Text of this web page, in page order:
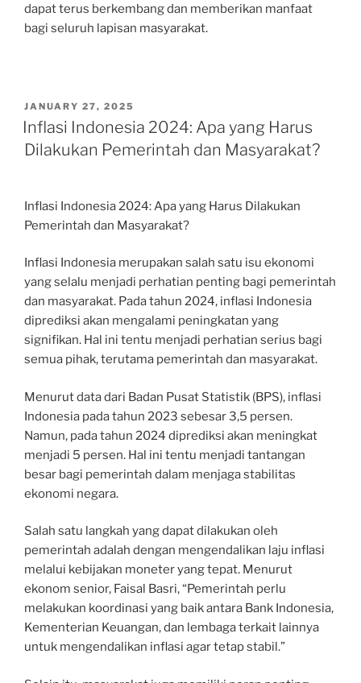
dapat terus berkembang dan memberikan manfaat
bagi seluruh lapisan masyarakat.
POSTED
ON
JANUARY 27, 2025
Inflasi Indonesia 2024: Apa yang Harus
Dilakukan Pemerintah dan Masyarakat?
Inflasi Indonesia 2024: Apa yang Harus Dilakukan
Pemerintah dan Masyarakat?
Inflasi Indonesia merupakan salah satu isu ekonomi
yang selalu menjadi perhatian penting bagi pemerintah
dan masyarakat. Pada tahun 2024, inflasi Indonesia
diprediksi akan mengalami peningkatan yang
signifikan. Hal ini tentu menjadi perhatian serius bagi
semua pihak, terutama pemerintah dan masyarakat.
Menurut data dari Badan Pusat Statistik (BPS), inflasi
Indonesia pada tahun 2023 sebesar 3,5 persen.
Namun, pada tahun 2024 diprediksi akan meningkat
menjadi 5 persen. Hal ini tentu menjadi tantangan
besar bagi pemerintah dalam menjaga stabilitas
ekonomi negara.
Salah satu langkah yang dapat dilakukan oleh
pemerintah adalah dengan mengendalikan laju inflasi
melalui kebijakan moneter yang tepat. Menurut
ekonom senior, Faisal Basri, “Pemerintah perlu
melakukan koordinasi yang baik antara Bank Indonesia,
Kementerian Keuangan, dan lembaga terkait lainnya
untuk mengendalikan inflasi agar tetap stabil.”